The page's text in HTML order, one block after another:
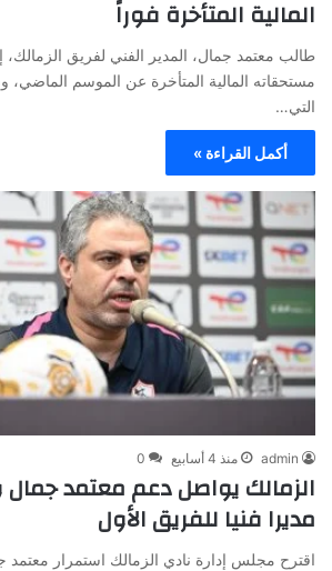
المالية المتأخرة فوراً
طالب معتمد جمال، المدير الفني لفريق الزمالك،
مستحقاته المالية المتأخرة عن الموسم
التي…
أكمل القراءة »
admin منذ 4 أسابيع 0
الزمالك يواصل دعم معتمد جمال
مديرا فنيا للفريق الأول
اقترح مجلس إدارة نادي الزمالك استمرار